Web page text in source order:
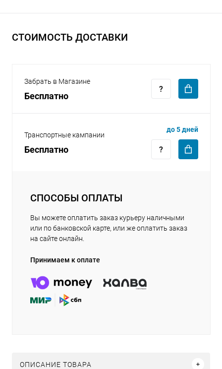
СТОИМОСТЬ ДОСТАВКИ
Забрать в Магазине
Бесплатно
Транспортные кампании
Бесплатно
до 5 дней
СПОСОБЫ ОПЛАТЫ
Вы можете оплатить заказ курьеру наличными
или по банковской карте, или же оплатить заказ
на сайте онлайн.
Принимаем к оплате
ОПИСАНИЕ ТОВАРА